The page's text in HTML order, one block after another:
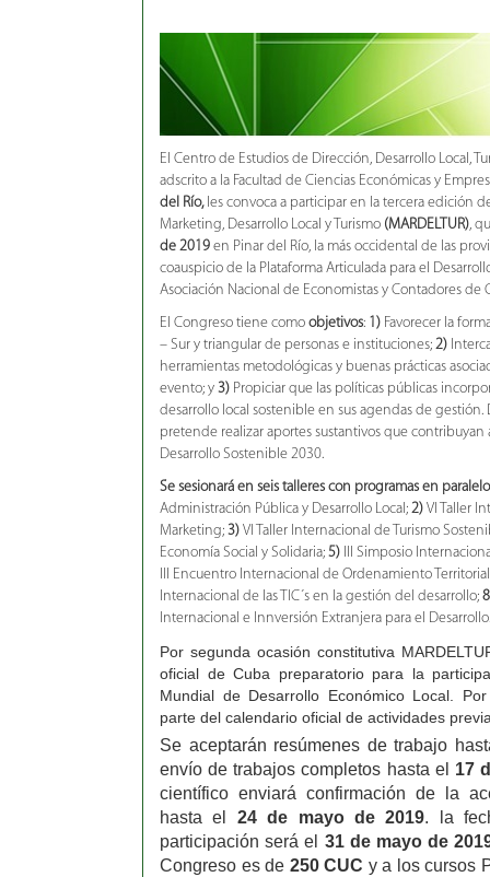
El Centro de Estudios de Dirección, Desarrollo Local,
adscrito a la Facultad de Ciencias Económicas y
del Río,les convoca a participar en la tercera edición
Marketing, Desarrollo Local y Turismo (MARDELTUR),
de 2019 en Pinar del Río, la más occidental de las
coauspicio de la Plataforma Articulada para el
Asociación Nacional de Economistas y Contadores de
El Congreso tiene como objetivos: 1) Favorecer la
– Sur y triangular de personas e instituciones; 2)
herramientas metodológicas y buenas prácticas
evento; y 3) Propiciar que las políticas públicas
desarrollo local sostenible en sus agendas de
pretende realizar aportes sustantivos que contribuyan
Desarrollo Sostenible 2030.
Se sesionará en seis talleres con programas en
Administración Pública y Desarrollo Local; 2) VI Taller
Marketing; 3) VI Taller Internacional de Turismo
Economía Social y Solidaria; 5) III Simposio
III Encuentro Internacional de Ordenamiento
Internacional de las TIC´s en la gestión del desarrollo;
Internacional e Innversión Extranjera para el Desarrollo.
Por segunda ocasión constitutiva
oficial de Cuba preparatorio para la
Mundial de Desarrollo Económico Local.
parte del calendario oficial de actividades
Se aceptarán resúmenes de trabajo
envío de trabajos completos hasta el 17
científico enviará confirmación de la
hasta el 24de mayo de 2019. la
participación será el 31 de mayo de
Congreso es de 250 CUC y a los cursos